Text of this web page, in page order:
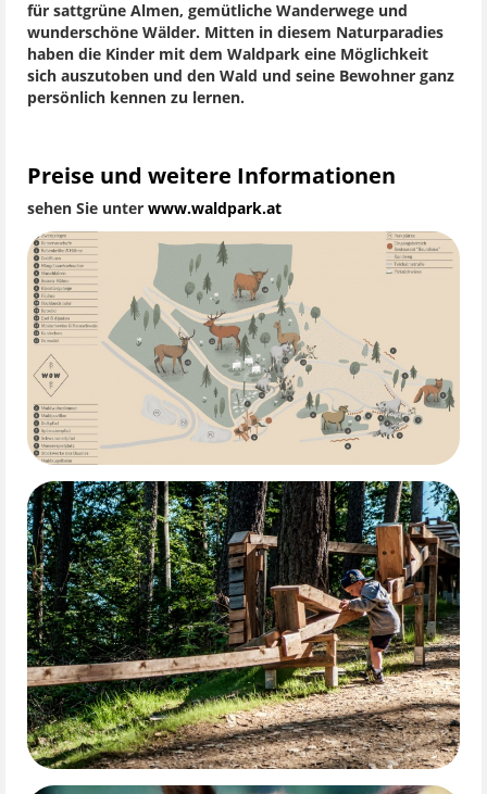
für sattgrüne Almen, gemütliche Wanderwege und
wunderschöne Wälder. Mitten in diesem Naturparadies
haben die Kinder mit dem Waldpark eine Möglichkeit
sich auszutoben und den Wald und seine Bewohner ganz
persönlich kennen zu lernen.
Preise und weitere Informationen
sehen Sie unter www.waldpark.at